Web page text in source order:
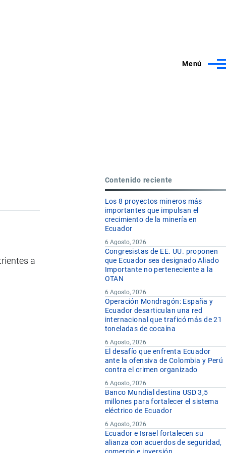
Menú
a
Contenido reciente
Los 8 proyectos mineros más
importantes que impulsan el
crecimiento de la minería en
Ecuador
6 Agosto, 2026
Congresistas de EE. UU. proponen
que Ecuador sea designado Aliado
Importante no perteneciente a la
OTAN
6 Agosto, 2026
Operación Mondragón: España y
Ecuador desarticulan una red
internacional que traficó más de 21
toneladas de cocaína
6 Agosto, 2026
El desafío que enfrenta Ecuador
ante la ofensiva de Colombia y Perú
contra el crimen organizado
6 Agosto, 2026
Banco Mundial destina USD 3,5
millones para fortalecer el sistema
eléctrico de Ecuador
6 Agosto, 2026
Ecuador e Israel fortalecen su
alianza con acuerdos de seguridad,